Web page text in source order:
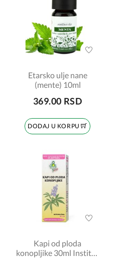
Etarsko ulje nane
(mente) 10ml
369.00 RSD
DODAJ U KORPU
Kapi od ploda
konopljike 30ml Institut